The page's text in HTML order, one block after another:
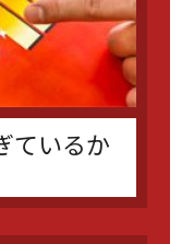
ているか